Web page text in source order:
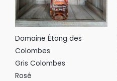
Domaine Étang des
Colombes
Gris Colombes
Rosé